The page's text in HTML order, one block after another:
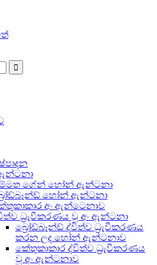
ගේන් හෝන් ඇන්ටනා
හෝන් ඇන්ටනා
අං ඇන්ටෙනාව
ධ්‍රැවීකරණය වූ අං ඇන්ටනා
බ්‍රෝඩ්බෑන්ඩ් ද්විත්ව ධ්‍රැවීකරණය
කරන ලද හෝන් ඇන්ටනාව
කේතුකාකාර ද්විත්ව ධ්‍රැවීකරණය
වූ අං ඇන්ටනාව